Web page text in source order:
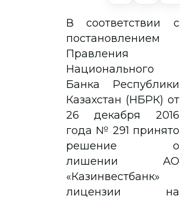
В соответствии с
постановлением
Правления
Национального
Банка Республики
Казахстан (НБРК) от
26 декабря 2016
года № 291 принято
решение о
лишении АО
«Казинвестбанк»
лицензии на